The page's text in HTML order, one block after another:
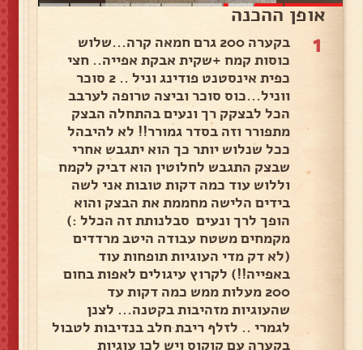
אופן ההכנה
1
בקערה 200 גרם חמאה קרה...שלוש
כוסות קמח +שקית אבקת אפייה.. חצי
כפית אינסטנט פודינג וניל .. 2 סוכר
ווניל...כוס סוכר וביצה טרופה לערבב
הכל לבצקק רך ונעים בהתחלה הבצק
מתפורר וזה בסדר גמורר!! לא להיבהל
ככל שנלוש יותר כך הוא יתגבש אחרי
שבצק התגבש לחלוטין הוא דביק לקמח
וללוש עוד כמה דקות טובות אני לשה
בידים הלישה מחממת את הבצק והוא
הופך לרך ונעים סבלנותת זה הכלל :)
מקמחים משטח עבודה היטב מרדדים
(לא דק מדי העוגיות תופחות עוד
באפייה!!) לקרוץ עיגולים לאפות בחום
200 מעלות ממש כמה דקות עד
שהעוגיות מזהיבות בקטנה... לצנן
לגמרי .. לזלף ריבת חלב בנדיבות לטבול
בקערה עם קוקוס ויש לכן עוגיות